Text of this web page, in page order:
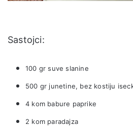
Sastojci:
100 gr suve slanine
500 gr junetine, bez kostiju
4 kom babure paprike
2 kom paradajza